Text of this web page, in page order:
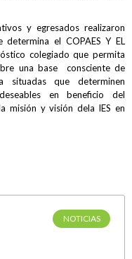
y egresados realizaron
el COPAES Y EL
colegiado que permita
una base consciente de
situadas que determinen
en beneficio del
misión y visión dela IES en
NOTICIAS